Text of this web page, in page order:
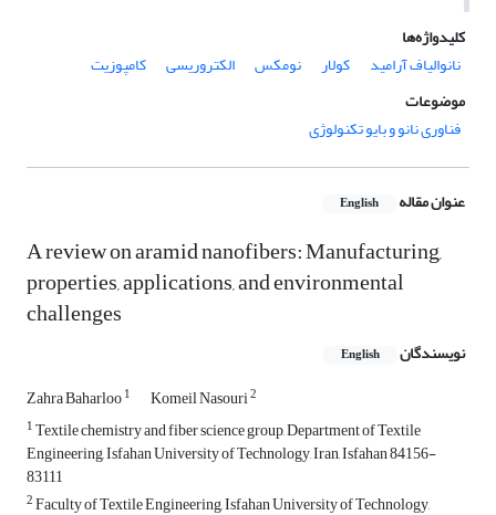
کلیدواژه‌ها
نانوالیاف آرامید
کولار نومکس الکتروریسی
کامپوزیت
موضوعات
فناوری نانو و بایو تکنولوژی
عنوان مقاله English
A review on aramid nanofibers: Manufacturing,
properties, applications, and environmental
challenges
نویسندگان English
Zahra Baharloo1 Komeil Nasouri2
1Textile chemistry and fiber science group, Department of Textile
Engineering, Isfahan University of Technology, Iran, Isfahan 84156-
83111
2Faculty of Textile Engineering, Isfahan University of Technology,